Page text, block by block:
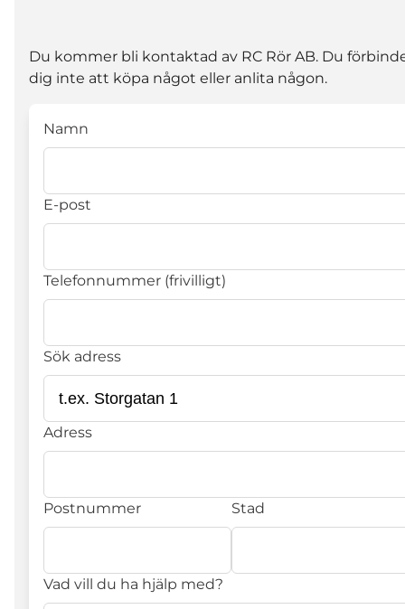
Du kommer bli kontaktad av RC Rör AB. Du
dig inte att köpa något eller anlita någon.
Namn
E-post
Telefonnummer (frivilligt)
Sök adress
Adress
Postnummer Stad
Vad vill du ha hjälp med?